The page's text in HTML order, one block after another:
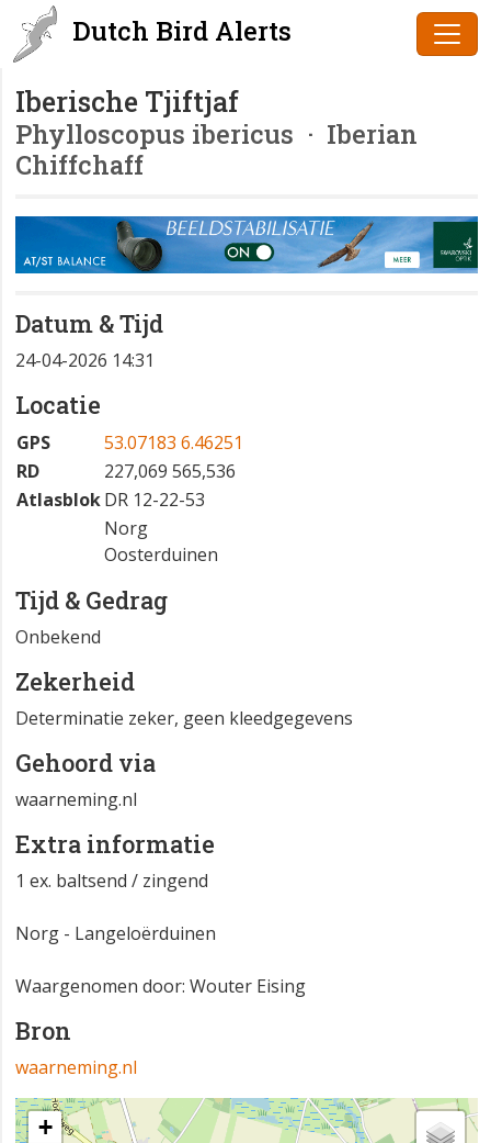
Dutch Bird Alerts
Iberische Tjiftjaf
Phylloscopus ibericus · Iberian
Chiffchaff
Datum & Tijd
24-04-2026 14:31
Locatie
GPS
53.07183 6.46251
RD
227,069 565,536
AtlasblokDR 12-22-53
Norg
Oosterduinen
Tijd & Gedrag
Onbekend
Zekerheid
Determinatie zeker, geen kleedgegevens
Gehoord via
waarneming.nl
Extra informatie
1 ex. baltsend / zingend
Norg - Langeloërduinen
Waargenomen door: Wouter Eising
Bron
waarneming.nl
+